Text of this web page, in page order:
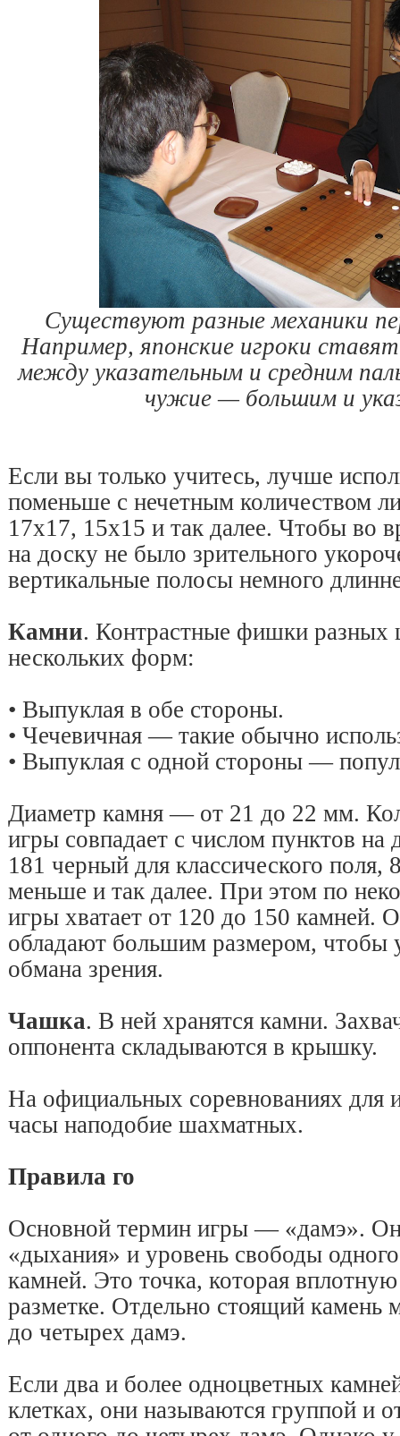
Существуют разные механики
Например, японские игроки
между указательным и средним
чужие — большим и
Если вы только учитесь, лучше
поменьше с нечетным количеством
17х17, 15х15 и так далее. Чтобы во
на доску не было зрительного
вертикальные полосы немного
Камни. Контрастные фишки разных
нескольких форм:
• Выпуклая в обе стороны.
• Чечевичная — такие обычно
• Выпуклая с одной стороны —
Диаметр камня — от 21 до 22 мм.
игры совпадает с числом пунктов
181 черный для классического поля,
меньше и так далее. При этом по
игры хватает от 120 до 150
обладают большим размером, чтобы
обмана зрения.
Чашка. В ней хранятся камни.
оппонента складываются в крышку.
На официальных соревнованиях для
часы наподобие шахматных.
Правила го
Основной термин игры — «дамэ». Он
«дыхания» и уровень свободы
камней. Это точка, которая
разметке. Отдельно стоящий камень
до четырех дамэ.
Если два и более одноцветных
клетках, они называются группой и